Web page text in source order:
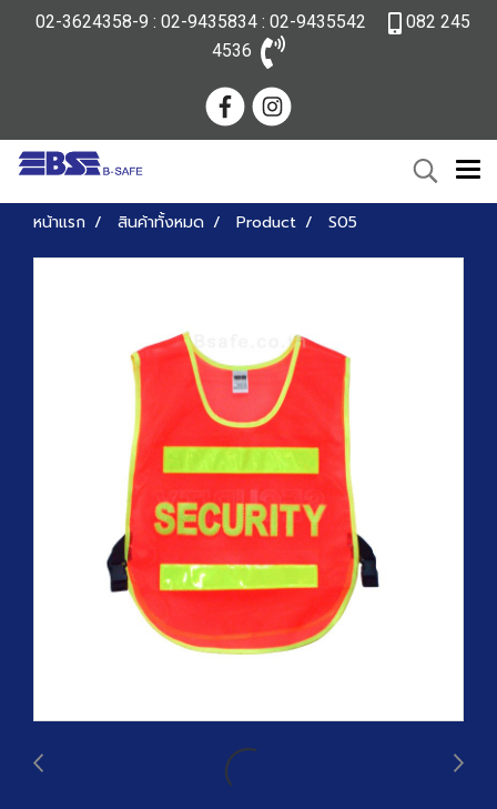
02-3624358-9 : 02-9435834 : 02-9435542
082 245
4536
หน้าแรก สินค้าทั้งหมด Product S05